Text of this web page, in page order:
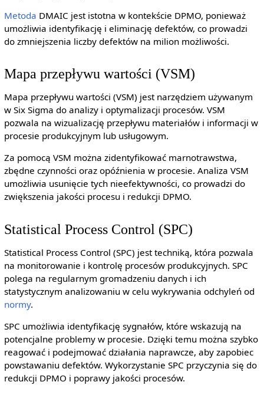
Metoda DMAIC jest istotna w kontekście DPMO, ponieważ
umożliwia identyfikację i eliminację defektów, co prowadzi
do zmniejszenia liczby defektów na milion możliwości.
Mapa przepływu wartości (VSM)
Mapa przepływu wartości (VSM) jest narzędziem używanym
w Six Sigma do analizy i optymalizacji procesów. VSM
pozwala na wizualizację przepływu materiałów i informacji w
procesie produkcyjnym lub usługowym.
Za pomocą VSM można zidentyfikować marnotrawstwa,
zbędne czynności oraz opóźnienia w procesie. Analiza VSM
umożliwia usunięcie tych nieefektywności, co prowadzi do
zwiększenia jakości procesu i redukcji DPMO.
Statistical Process Control (SPC)
Statistical Process Control (SPC) jest techniką, która pozwala
na monitorowanie i kontrolę procesów produkcyjnych. SPC
polega na regularnym gromadzeniu danych i ich
statystycznym analizowaniu w celu wykrywania odchyleń od
normy.
SPC umożliwia identyfikację sygnałów, które wskazują na
potencjalne problemy w procesie. Dzięki temu można szybko
reagować i podejmować działania naprawcze, aby zapobiec
powstawaniu defektów. Wykorzystanie SPC przyczynia się do
redukcji DPMO i poprawy jakości procesów.